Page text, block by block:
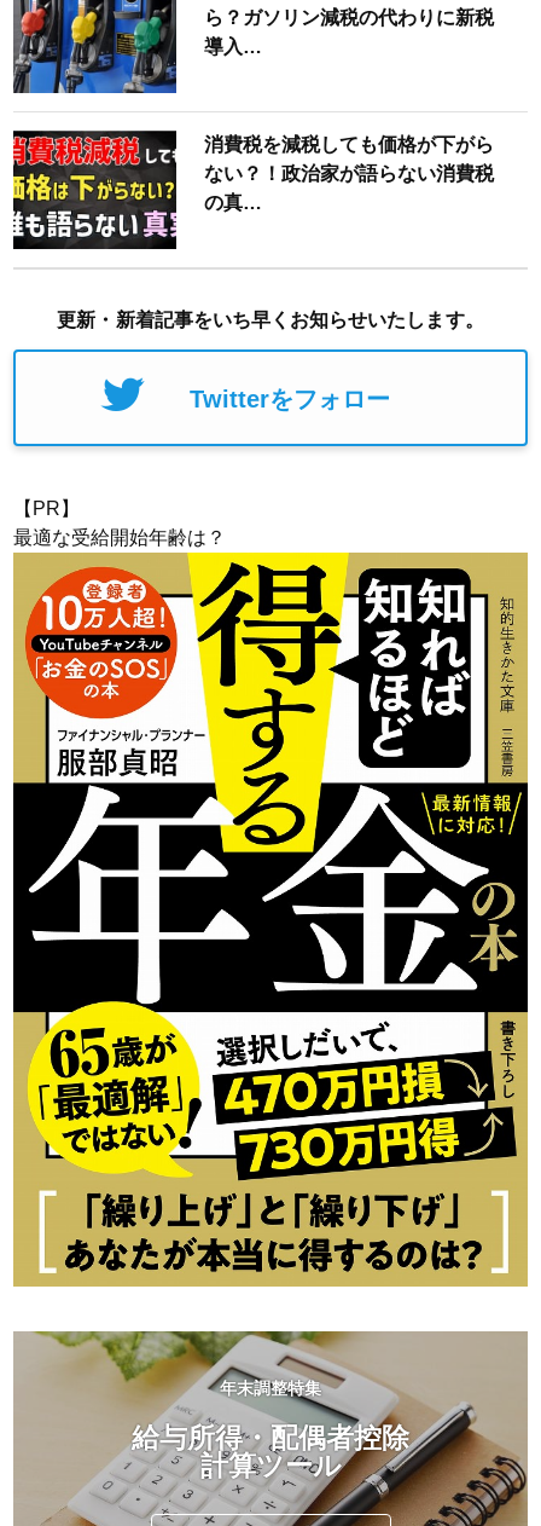
ら？ガソリン減税の代わりに新税
導入…
消費税を減税しても価格が下がら
ない？！政治家が語らない消費税
の真…
更新・新着記事をいち早くお知らせいたします。
Twitterをフォロー
【PR】
最適な受給開始年齢は？
年末調整特集
給与所得・配偶者控除
計算ツール